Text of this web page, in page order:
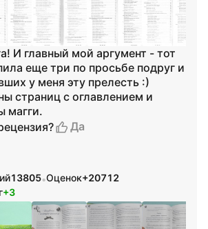
И главный мой аргумент - тот
еще три по просьбе подруг и
у меня эту прелесть :)
страниц с оглавлением и
магги.
Да
13805•Оценок+20712
+3